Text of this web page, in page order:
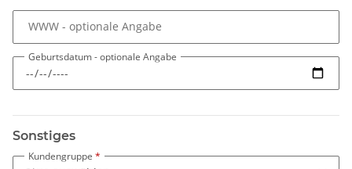
WWW - optionale Angabe
Geburtsdatum- optionale Angabe
Sonstiges
Kundengruppe